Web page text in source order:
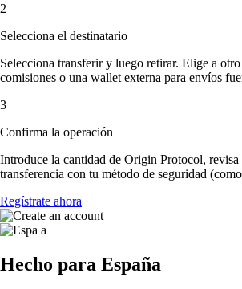
2
Selecciona el destinatario
Selecciona transferir y luego retirar. Elige a
comisiones o una wallet externa para envíos
3
Confirma la operación
Introduce la cantidad de Origin Protocol,
transferencia con tu método de seguridad
Regístrate ahora
Hecho para España